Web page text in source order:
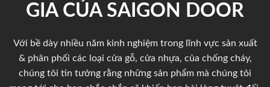
GIA CỦA SAIGON DOOR
Với bề dày nhiều năm kinh nghiệm trong lĩnh vực sản xuất
& phân phối các loại cửa gỗ, cửa nhựa, của chống cháy,
chúng tôi tin tưởng rằng những sản phẩm mà chúng tôi